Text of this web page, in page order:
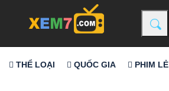
THỂ LOẠI QUỐC GIA PHIM LẺ